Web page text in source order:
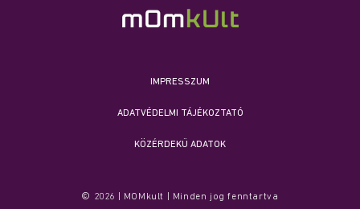
IMPRESSZUM
ADATVÉDELMI TÁJÉKOZTATÓ
KÖZÉRDEKŰ ADATOK
© 2026 | MOMkult | Minden jog fenntartva